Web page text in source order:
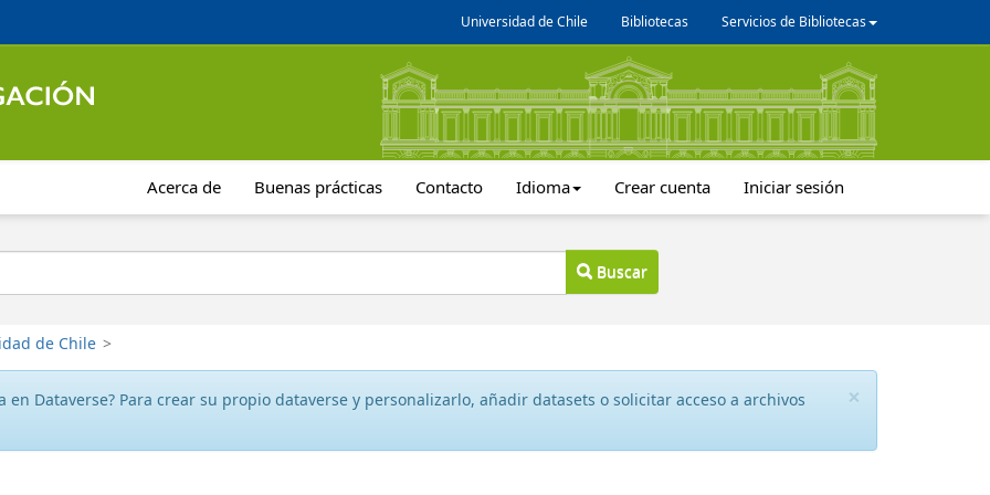
Universidad de Chile Bibliotecas Servicios de Bibliotecas
Acerca de Buenas prácticas Contacto Idioma Crear cuenta Iniciar sesión
Buscar
de Chile >
×
en Dataverse? Para crear su propio dataverse y personalizarlo, añadir datasets o solicitar acceso a archivos